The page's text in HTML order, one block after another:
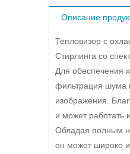
Описание
Тепловизор с
Стирлинга со
Для обеспечения
фильтрация шума
изображения.
и может работать
Обладая полным
он может широко